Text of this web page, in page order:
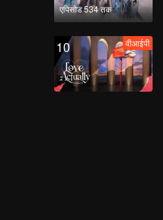
एपिसोड 534 तक
10 वीआईपी